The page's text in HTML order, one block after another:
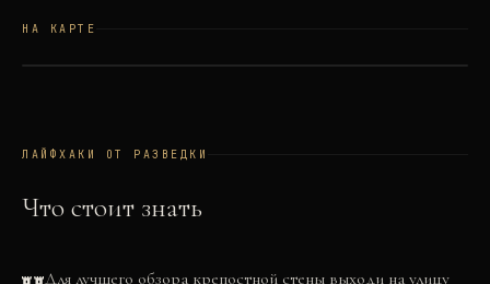
НА КАРТЕ
ЛАЙФХАКИ ОТ РАЗВЕДКИ
Что стоит знать
Для лучшего обзора крепостной стены выходи на улицу